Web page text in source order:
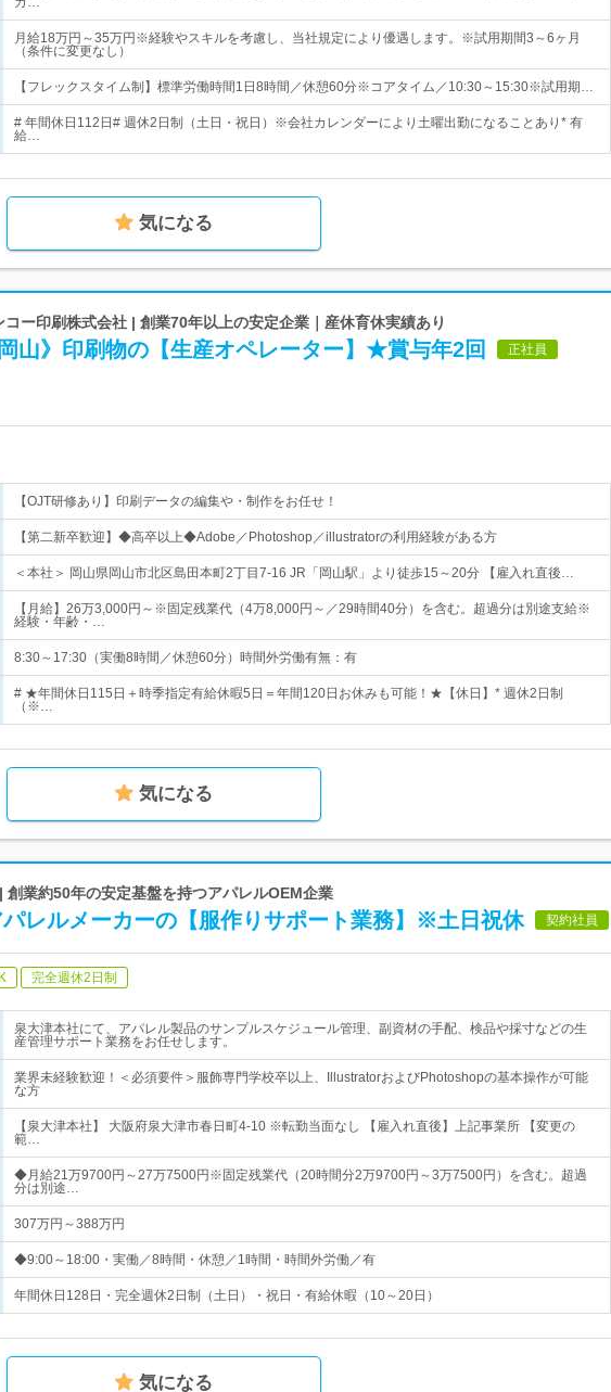
月給18万円～35万円※経験やスキルを考慮し、当社規定により優遇します。※試用期間3～6ヶ月
（条件に変更なし）
【フレックスタイム制】標準労働時間1日8時間／休憩60分※コアタイム／10:30～15:30※試用期…
# 年間休日112日# 週休2日制（土日・祝日）※会社カレンダーにより土曜出勤になることあり* 有
給…
気になる
コー印刷株式会社 | 創業70年以上の安定企業｜産休育休実績あり
岡山》印刷物の【生産オペレーター】★賞与年2回 正社員
【OJT研修あり】印刷データの編集や・制作をお任せ！
【第二新卒歓迎】◆高卒以上◆Adobe／Photoshop／illustratorの利用経験がある方
＜本社＞ 岡山県岡山市北区島田本町2丁目7-16 JR「岡山駅」より徒歩15～20分 【雇入れ直後…
【月給】26万3,000円～※固定残業代（4万8,000円～／29時間40分）を含む。超過分は別途支給※
経験・年齢・…
8:30～17:30（実働8時間／休憩60分）時間外労働有無：有
# ★年間休日115日＋時季指定有給休暇5日＝年間120日お休みも可能！★【休日】* 週休2日制
（※…
気になる
創業約50年の安定基盤を持つアパレルOEM企業
レルメーカーの【服作りサポート業務】※土日祝休 契約社員
完全週休2日制
泉大津本社にて、アパレル製品のサンプルスケジュール管理、副資材の手配、検品や採寸などの生
産管理サポート業務をお任せします。
業界未経験歓迎！＜必須要件＞服飾専門学校卒以上、IllustratorおよびPhotoshopの基本操作が可能
な方
【泉大津本社】 大阪府泉大津市春日町4-10 ※転勤当面なし 【雇入れ直後】上記事業所 【変更の
範…
◆月給21万9700円～27万7500円※固定残業代（20時間分2万9700円～3万7500円）を含む。超過
分は別途…
307万円～388万円
◆9:00～18:00・実働／8時間・休憩／1時間・時間外労働／有
年間休日128日・完全週休2日制（土日）・祝日・有給休暇（10～20日）
気になる